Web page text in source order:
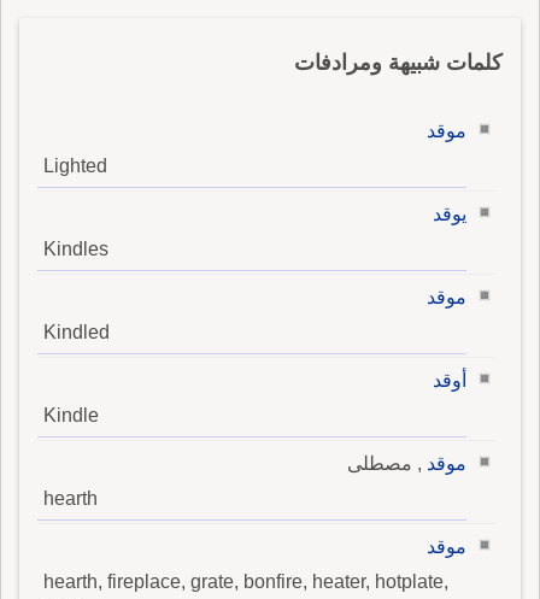
كلمات شبيهة ومرادفات
موقد
Lighted
يوقد
Kindles
موقد
Kindled
أوقد
Kindle
موقد , مصطلى
hearth
موقد
hearth, fireplace, grate, bonfire, heater, hotplate,